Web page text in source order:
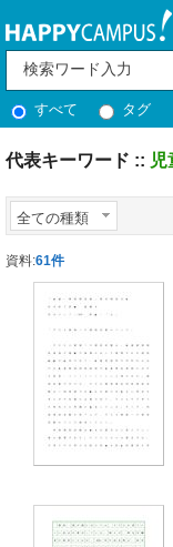
すべて タグ
代表キーワード :: 児
全ての種類
資料:61件